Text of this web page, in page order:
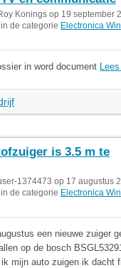
Konings op 19 september
de categorie Electronica
in word document
is 3.5 m te
1374473 op 17 augustus
de categorie Electronica
een nieuwe zuiger
op de bosch
mijn auto zuigen ik dacht